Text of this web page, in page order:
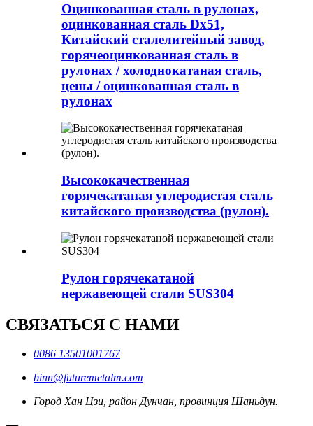
Оцинкованная сталь в рулонах,
оцинкованная сталь Dx51,
Китайский сталелитейный завод,
горячеоцинкованная сталь в
рулонах / холоднокатаная сталь,
цены / оцинкованная сталь в
рулонах
Высококачественная
горячекатаная углеродистая сталь
китайского производства (рулон).
Рулон горячекатаной
нержавеющей стали SUS304
СВЯЗАТЬСЯ С НАМИ
0086 13501001767
binn@futuremetalm.com
Город Хан Цзи, район Дунчан, провинция Шаньдун.